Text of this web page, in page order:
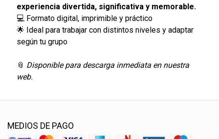
experiencia divertida, significativa y memorable.
💻 Formato digital, imprimible y práctico
🌟 Ideal para trabajar con distintos niveles y adaptar
según tu grupo
📎 Disponible para descarga inmediata en nuestra
web.
MEDIOS DE PAGO